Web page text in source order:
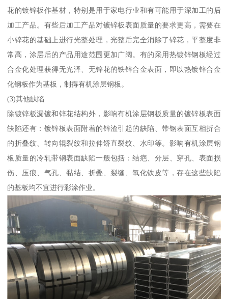
花的镀锌板作基材，特别是用于家电行业和有可能用于深加工的后
加工产品。有些后加工产品对镀锌板表面质量的要求更高，需要在
小锌花的基础上进行光整处理，光整后完全消除了锌花，平整度非
常高，涂层后的产品用途范围更加广阔。有的采用热镀锌钢板经过
合金化处理获得无光泽、无锌花的铁锌合金表面，即以热镀锌合金
化钢板作为基板，制得有机涂层钢板。
(3)其他缺陷
除镀锌板漏镀和锌花结构外，影响有机涂层钢板质量的镀锌板表面
缺陷还有：镀锌板表面附着的锌渣引起的缺陷、带钢表面互相折合
的折叠纹、转向辊裂纹和拉伸矫直裂纹、水印等。影响有机涂层钢
板质量的冷轧带钢表面缺陷一般包括：结疤、分层、穿孔、表面损
伤、压痕、气孔、黏结、折叠、裂缝、氧化铁皮等，存在这些缺陷
的基板均不宜进行彩涂作业。